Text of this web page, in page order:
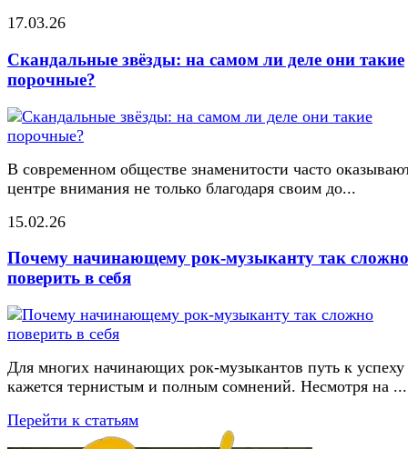
17.03.26
Скандальные звёзды: на самом ли деле они такие
порочные?
В современном обществе знаменитости часто
центре внимания не только благодаря своим до...
15.02.26
Почему начинающему рок-музыканту так сложно
поверить в себя
Для многих начинающих рок-музыкантов путь к успеху
кажется тернистым и полным сомнений. Несмотря на ...
Перейти к статьям